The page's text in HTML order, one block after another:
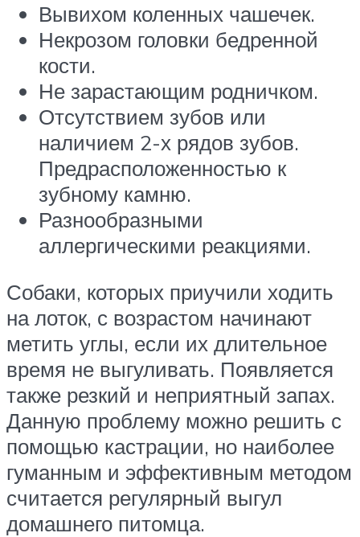
Вывихом коленных чашечек.
Некрозом головки бедренной
кости.
Не зарастающим родничком.
Отсутствием зубов или
наличием 2-х рядов зубов.
Предрасположенностью к
зубному камню.
Разнообразными
аллергическими реакциями.
Собаки, которых приучили ходить
на лоток, с возрастом начинают
метить углы, если их длительное
время не выгуливать. Появляется
также резкий и неприятный запах.
Данную проблему можно решить с
помощью кастрации, но наиболее
гуманным и эффективным методом
считается регулярный выгул
домашнего питомца.